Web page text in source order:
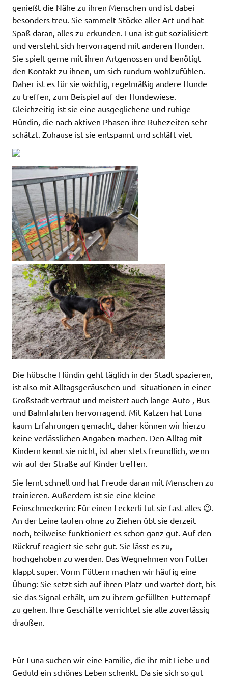
genießt die Nähe zu ihren Menschen und ist dabei
besonders treu. Sie sammelt Stöcke aller Art und hat
Spaß daran, alles zu erkunden. Luna ist gut sozialisiert
und versteht sich hervorragend mit anderen Hunden.
Sie spielt gerne mit ihren Artgenossen und benötigt
den Kontakt zu ihnen, um sich rundum wohlzufühlen.
Daher ist es für sie wichtig, regelmäßig andere Hunde
zu treffen, zum Beispiel auf der Hundewiese.
Gleichzeitig ist sie eine ausgeglichene und ruhige
Hündin, die nach aktiven Phasen ihre Ruhezeiten sehr
schätzt. Zuhause ist sie entspannt und schläft viel.
Die hübsche Hündin geht täglich in der Stadt spazieren,
ist also mit Alltagsgeräuschen und -situationen in einer
Großstadt vertraut und meistert auch lange Auto-, Bus-
und Bahnfahrten hervorragend. Mit Katzen hat Luna
kaum Erfahrungen gemacht, daher können wir hierzu
keine verlässlichen Angaben machen. Den Alltag mit
Kindern kennt sie nicht, ist aber stets freundlich, wenn
wir auf der Straße auf Kinder treffen.
Sie lernt schnell und hat Freude daran mit Menschen zu
trainieren. Außerdem ist sie eine kleine
Feinschmeckerin: Für einen Leckerli tut sie fast alles 😉.
An der Leine laufen ohne zu Ziehen übt sie derzeit
noch, teilweise funktioniert es schon ganz gut. Auf den
Rückruf reagiert sie sehr gut. Sie lässt es zu,
hochgehoben zu werden. Das Wegnehmen von Futter
klappt super. Vorm Füttern machen wir häufig eine
Übung: Sie setzt sich auf ihren Platz und wartet dort, bis
sie das Signal erhält, um zu ihrem gefüllten Futternapf
zu gehen. Ihre Geschäfte verrichtet sie alle zuverlässig
draußen.
Für Luna suchen wir eine Familie, die ihr mit Liebe und
Geduld ein schönes Leben schenkt. Da sie sich so gut